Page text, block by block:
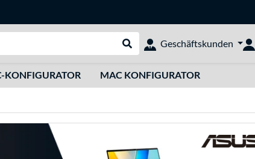
Suche durchführen
Geschäftskunden
KONFIGURATOR MAC KONFIGURATOR